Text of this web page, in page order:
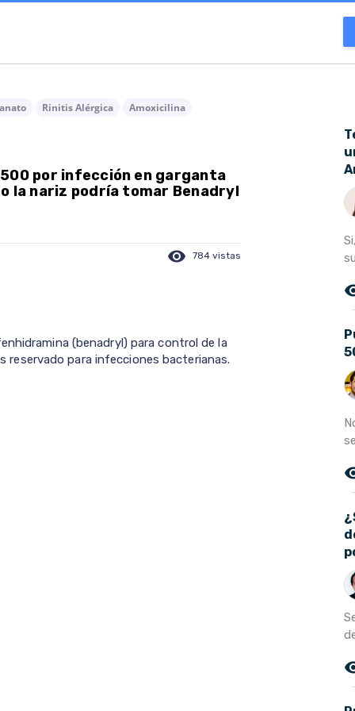
Rinitis Alérgica
Amoxicilina
por infección en garganta
la nariz podría tomar Benadryl
visibility 784 vistas
(benadryl) para control de la
reservado para infecciones bacterianas.